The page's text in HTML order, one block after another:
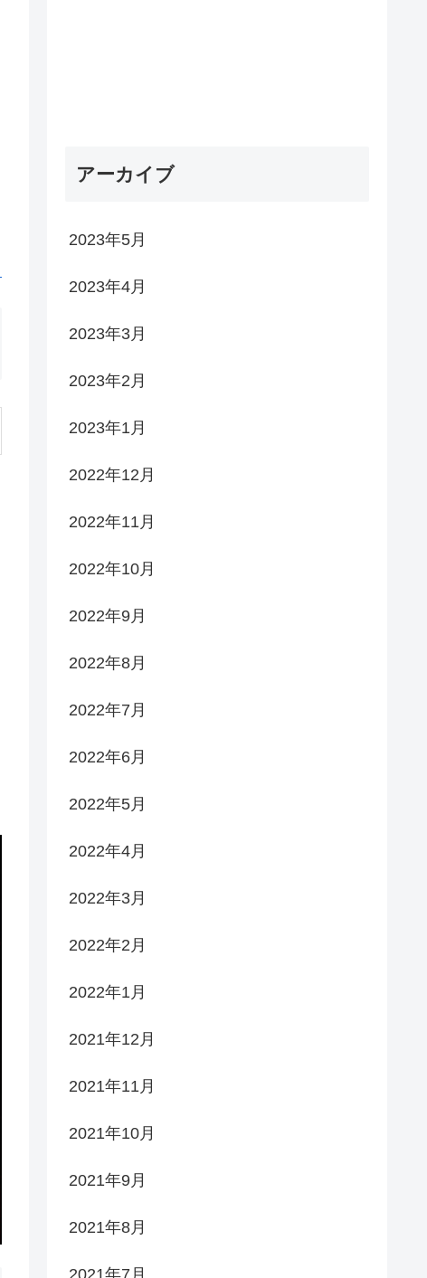
アーカイブ
2023年5月
2023年4月
2023年3月
2023年2月
2023年1月
2022年12月
2022年11月
2022年10月
2022年9月
2022年8月
2022年7月
2022年6月
2022年5月
2022年4月
2022年3月
2022年2月
2022年1月
2021年12月
2021年11月
2021年10月
2021年9月
2021年8月
2021年7月